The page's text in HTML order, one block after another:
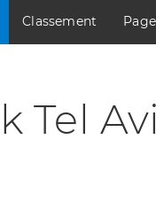
Classement Page
Tel